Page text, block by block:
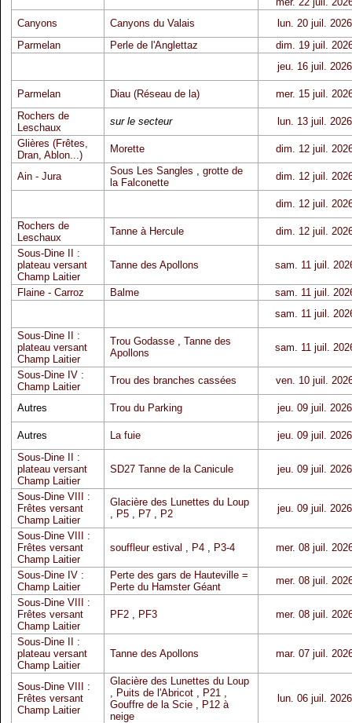
Canyons
Canyons du Valais
lun. 20 juil. 2026
Parmelan
Perle de l'Anglettaz
dim. 19 juil.
jeu. 16 juil. 2026
Parmelan Diau (Réseau de la)
mer. 15 juil.
Rochers de
Leschaux
sur le secteur
lun. 13 juil. 2026
Glières (Frêtes,
Dran, Ablon...)
Morette dim. 12 juil.
Ain - Jura Sous Les Sangles , grotte de
la Falconette
dim. 12 juil.
dim. 12 juil.
Rochers de
Leschaux
Tanne à Hercule
dim. 12 juil.
Sous-Dine II :
plateau versant
Champ Laitier
Tanne des Apollons sam. 11 juil.
Flaine - Carroz Balme
sam. 11 juil.
sam. 11 juil.
Sous-Dine II :
plateau versant
Champ Laitier
Trou Godasse, Tanne des
Apollons
sam. 11 juil.
Sous-Dine IV :
Champ Laitier
Trou des branches cassées ven. 10 juil.
Autres Trou du Parking jeu. 09 juil. 2026
Autres La fuie
jeu. 09 juil. 2026
Sous-Dine II :
plateau versant
Champ Laitier
SD27 Tanne de la Canicule jeu. 09 juil. 2026
Sous-Dine VIII :
Frêtes versant
Champ Laitier
Glacière des Lunettes du Loup
, P5, P7, P2 jeu. 09 juil. 2026
Sous-Dine VIII :
Frêtes versant
Champ Laitier
souffleur estival , P4, P3-4 mer. 08 juil.
Sous-Dine IV :
Champ Laitier
Perte des gars de Hauteville =
Perte du Hamster Géant
mer. 08 juil.
Sous-Dine VIII :
Frêtes versant
Champ Laitier
PF2, PF3 mer. 08 juil.
Sous-Dine II :
plateau versant
Champ Laitier
Tanne des Apollons mar. 07 juil.
Sous-Dine VIII :
Frêtes versant
Champ Laitier
Glacière des Lunettes du Loup
, Puits de l'Abricot, P21,
Gouffre de la Scie, P12 à
neige
lun. 06 juil. 2026